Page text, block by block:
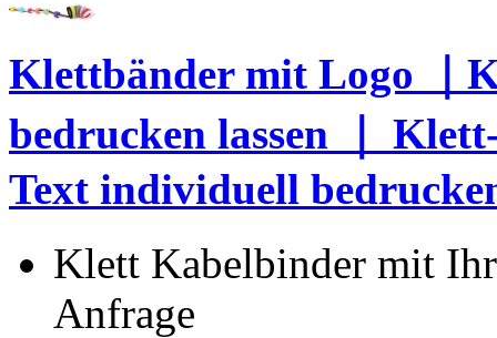
Klettbänder mit Logo ｜
bedrucken lassen ｜
Text individuell
Klett Kabelbinder mit
Anfrage